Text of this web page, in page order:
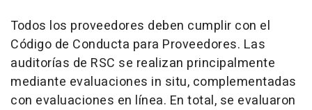
Todos los proveedores deben cumplir con el
Código de Conducta para Proveedores. Las
auditorías de RSC se realizan principalmente
mediante evaluaciones in situ, complementadas
con evaluaciones en línea. En total, se evaluaron